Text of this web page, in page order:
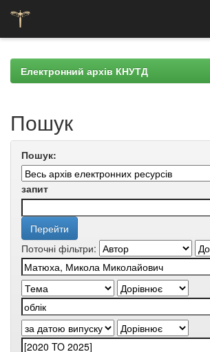
navigationЕлектронний архів КНУТД
Пошук
Пошук:
запит
Поточні фільтри: